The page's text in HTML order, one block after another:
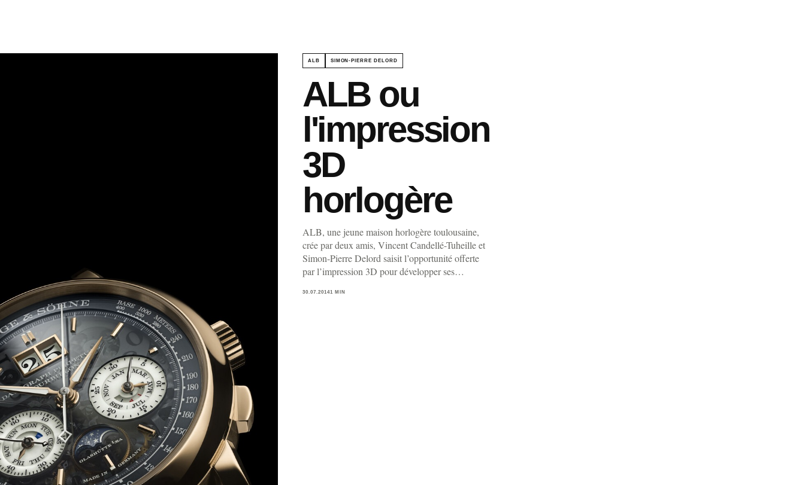
ALB SIMON-PIERRE DELORD
ALB ou
l'impression
3D
horlogère
ALB, une jeune maison horlogère toulousaine,
crée par deux amis, Vincent Candellé-Tuheille et
Simon-Pierre Delord saisit l’opportunité offerte
par l’impression 3D pour développer ses…
30.07.20141 MIN